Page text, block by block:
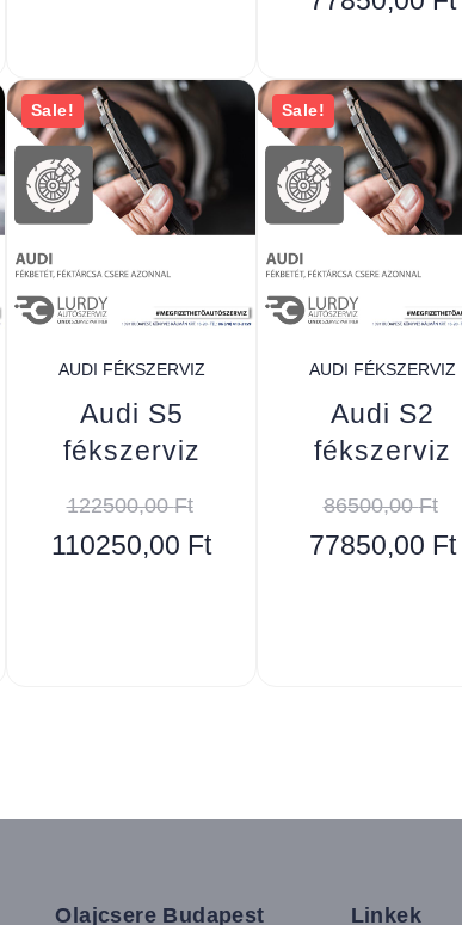
Sale!
AUDI FÉKSZERVIZ
Audi S5
fékszerviz
122500,00Ft
110250,00 Ft
Sale!
AUDI FÉKSZERVIZ
Audi S2
fékszerviz
86500,00Ft
77850,00 Ft
Olajcsere Budapest Linkek